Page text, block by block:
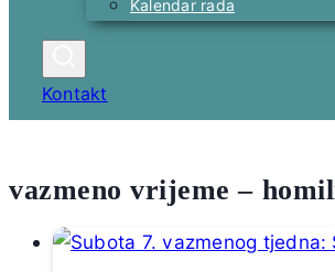
Kalendar rada
Kontakt
vazmeno vrijeme –